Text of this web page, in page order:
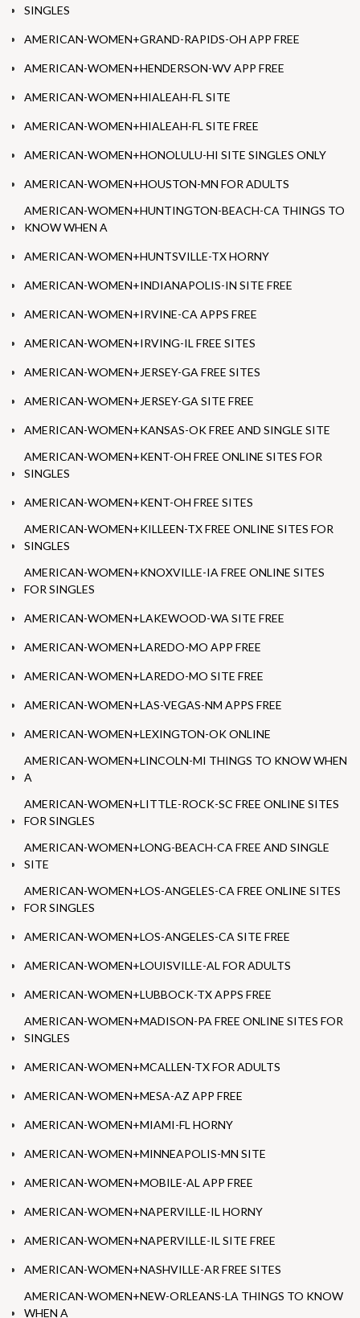
SINGLES
AMERICAN-WOMEN+GRAND-RAPIDS-OH APP FREE
AMERICAN-WOMEN+HENDERSON-WV APP FREE
AMERICAN-WOMEN+HIALEAH-FL SITE
AMERICAN-WOMEN+HIALEAH-FL SITE FREE
AMERICAN-WOMEN+HONOLULU-HI SITE SINGLES ONLY
AMERICAN-WOMEN+HOUSTON-MN FOR ADULTS
AMERICAN-WOMEN+HUNTINGTON-BEACH-CA THINGS TO
KNOW WHEN A
AMERICAN-WOMEN+HUNTSVILLE-TX HORNY
AMERICAN-WOMEN+INDIANAPOLIS-IN SITE FREE
AMERICAN-WOMEN+IRVINE-CA APPS FREE
AMERICAN-WOMEN+IRVING-IL FREE SITES
AMERICAN-WOMEN+JERSEY-GA FREE SITES
AMERICAN-WOMEN+JERSEY-GA SITE FREE
AMERICAN-WOMEN+KANSAS-OK FREE AND SINGLE SITE
AMERICAN-WOMEN+KENT-OH FREE ONLINE SITES FOR
SINGLES
AMERICAN-WOMEN+KENT-OH FREE SITES
AMERICAN-WOMEN+KILLEEN-TX FREE ONLINE SITES FOR
SINGLES
AMERICAN-WOMEN+KNOXVILLE-IA FREE ONLINE SITES
FOR SINGLES
AMERICAN-WOMEN+LAKEWOOD-WA SITE FREE
AMERICAN-WOMEN+LAREDO-MO APP FREE
AMERICAN-WOMEN+LAREDO-MO SITE FREE
AMERICAN-WOMEN+LAS-VEGAS-NM APPS FREE
AMERICAN-WOMEN+LEXINGTON-OK ONLINE
AMERICAN-WOMEN+LINCOLN-MI THINGS TO KNOW WHEN
A
AMERICAN-WOMEN+LITTLE-ROCK-SC FREE ONLINE SITES
FOR SINGLES
AMERICAN-WOMEN+LONG-BEACH-CA FREE AND SINGLE
SITE
AMERICAN-WOMEN+LOS-ANGELES-CA FREE ONLINE SITES
FOR SINGLES
AMERICAN-WOMEN+LOS-ANGELES-CA SITE FREE
AMERICAN-WOMEN+LOUISVILLE-AL FOR ADULTS
AMERICAN-WOMEN+LUBBOCK-TX APPS FREE
AMERICAN-WOMEN+MADISON-PA FREE ONLINE SITES FOR
SINGLES
AMERICAN-WOMEN+MCALLEN-TX FOR ADULTS
AMERICAN-WOMEN+MESA-AZ APP FREE
AMERICAN-WOMEN+MIAMI-FL HORNY
AMERICAN-WOMEN+MINNEAPOLIS-MN SITE
AMERICAN-WOMEN+MOBILE-AL APP FREE
AMERICAN-WOMEN+NAPERVILLE-IL HORNY
AMERICAN-WOMEN+NAPERVILLE-IL SITE FREE
AMERICAN-WOMEN+NASHVILLE-AR FREE SITES
AMERICAN-WOMEN+NEW-ORLEANS-LA THINGS TO KNOW
WHEN A